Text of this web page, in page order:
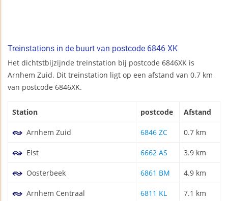
Treinstations in de buurt van postcode 6846 XK
Het dichtstbijzijnde treinstation bij postcode 6846XK is
Arnhem Zuid. Dit treinstation ligt op een afstand van 0.7 km
van postcode 6846XK.
Station postcode Afstand
Arnhem Zuid 6846 ZC 0.7 km
Elst 6662 AS 3.9 km
Oosterbeek 6861 BM 4.9 km
Arnhem Centraal 6811 KL 7.1 km